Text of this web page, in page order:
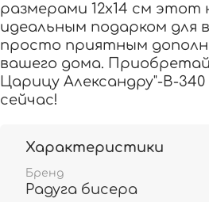
размерами 12х14 см
идеальным подарком для
просто приятным
вашего дома.
Царицу Александру"-В-
сейчас!
Характеристики
Бренд
Радуга бисера